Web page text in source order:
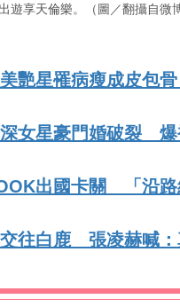
遊享天倫樂。（圖／翻攝自微博
艷星罹病瘦成皮包
女星豪門婚破裂 爆
出國卡關 「沿路
往白鹿 張凌赫喊：